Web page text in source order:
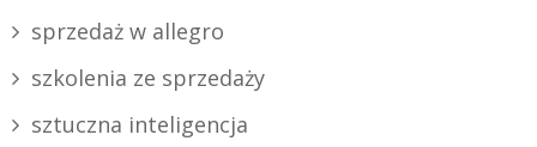
sprzedaż w allegro
szkolenia ze sprzedaży
sztuczna inteligencja